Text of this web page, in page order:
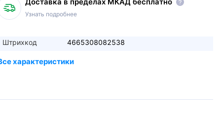
Узнать подробнее
Штрихкод 4665308082538